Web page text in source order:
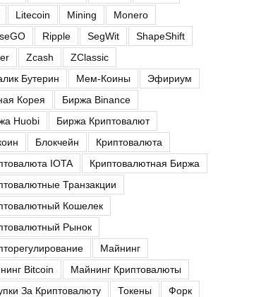
Litecoin Mining
Monero
Ripple SegWit
ShapeShift
Zcash
ZClassic
Бутерин
Мем-Коины
Эфириум
Корея
Биржа Binance
Huobi
Биржа Криптовалют
Блокчейн
Криптовалюта
IOTA
Криптовалютная Биржа
Транзакции
Кошелек
Рынок
Майнинг
Bitcoin
Майнинг Криптовалюты
За Криптовалюту
Токены Форк